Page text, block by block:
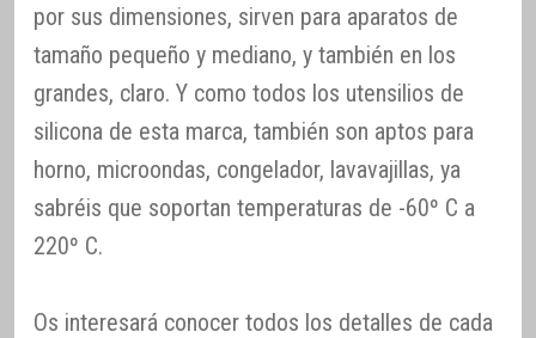
por sus dimensiones, sirven para aparatos de
tamaño pequeño y mediano, y también en los
grandes, claro. Y como todos los utensilios de
silicona de esta marca, también son aptos para
horno, microondas, congelador, lavavajillas, ya
sabréis que soportan temperaturas de -60º C a
220º C.
Os interesará conocer todos los detalles de cada